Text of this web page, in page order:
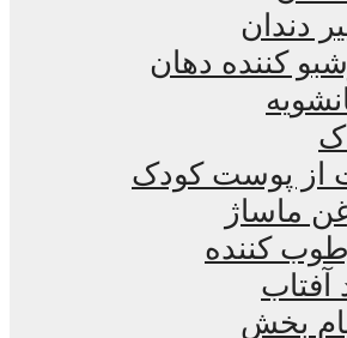
دندان
کننده دهان
از پوست کودک
ماساژ
کننده
بخش